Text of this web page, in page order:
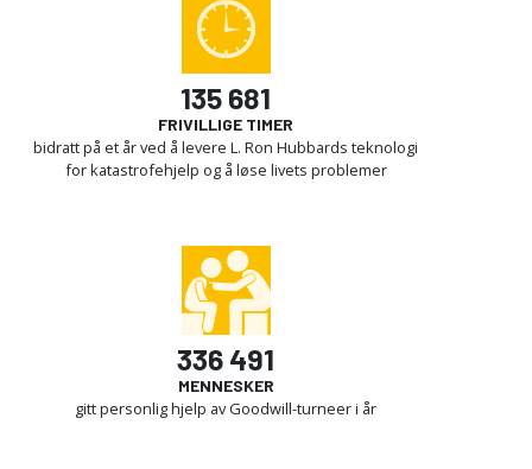
135 681
FRIVILLIGE TIMER
bidratt på et år ved å levere L. Ron Hubbards teknologi
for katastrofehjelp og å løse livets problemer
336 491
MENNESKER
gitt personlig hjelp av Goodwill-turneer i år